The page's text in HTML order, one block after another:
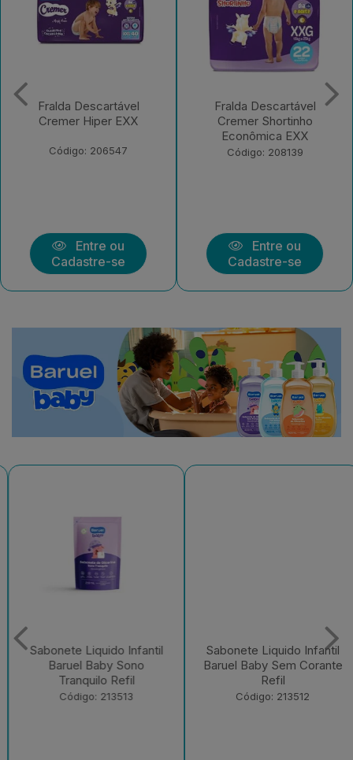
Fralda Descartável
Cremer Shortinho
Código: 208139
Entre ou
Cadastre-se
Fralda Descartável
Cremer Magic Care
Econômica G 30
Unidades
Entre ou
Cadastre-se
Sabonete Liquido Infantil
Baruel Baby Sono
Tranquilo Refil
Código: 213513
Sabonete Liquido Infantil
Baruel Baby Sem Corante
Refil
Código: 213512